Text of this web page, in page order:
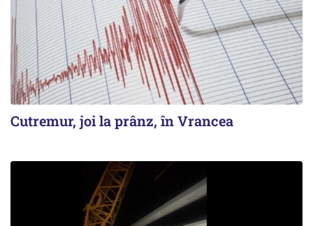
Cutremur, joi la prânz, în Vrancea